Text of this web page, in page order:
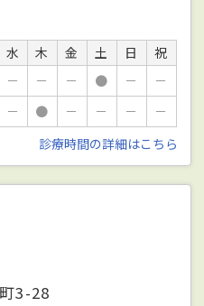
水 木 金 土 日
祝
－ － － ● －
－
－ ● － － －
－
診療時間の詳細はこちら
3-28